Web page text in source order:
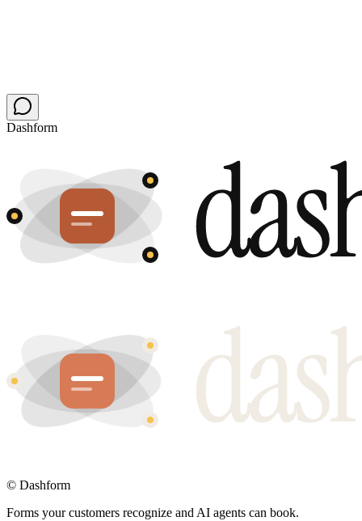
Dashform
© Dashform
Forms your customers recognize and AI agents can book.